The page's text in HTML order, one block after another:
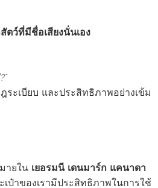
ว์ที่มีชื่อเสียงนั่นเอง
ะเบียบ และประสิทธิภาพอย่างเข้ม
ายใน เยอรมนี เดนมาร์ก แคนาดา
ป๋าของเรามีประสิทธิภาพในการใช้